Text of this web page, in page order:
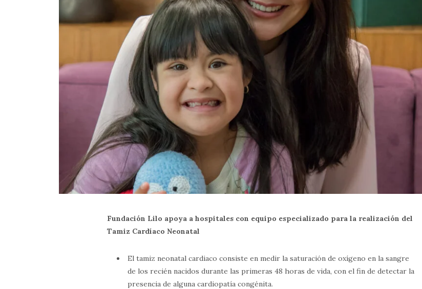
Fundación Lilo apoya a hospitales con equipo especializado para la realización del
Tamiz Cardíaco Neonatal
El tamiz neonatal cardiaco consiste en medir la saturación de oxígeno en la sangre
de los recién nacidos durante las primeras 48 horas de vida, con el fin de detectar la
presencia de alguna cardiopatía congénita.